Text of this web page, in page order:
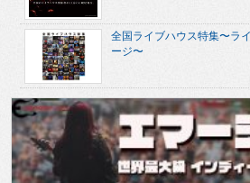
全国ライブハウス特集〜ラ
ージ〜